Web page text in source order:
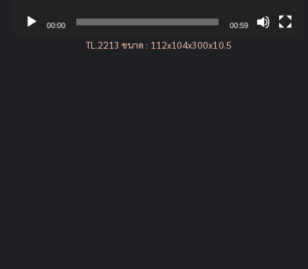
00:00 00:59
TL.2213 ขนาด : 112x104x300x10.5